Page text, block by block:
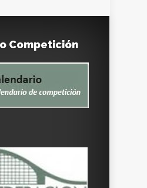
Competición